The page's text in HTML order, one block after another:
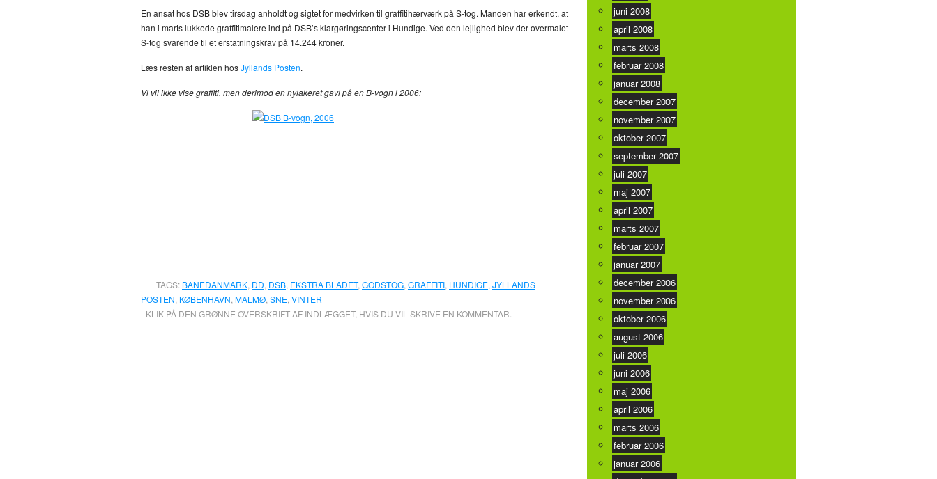
En ansat hos DSB blev tirsdag anholdt og sigtet for medvirken til graffitihærværk på S-tog. Manden har erkendt, at
han i marts lukkede graffitimalere ind på DSB’s klargøringscenter i Hundige. Ved den lejlighed blev der overmalet
S-tog svarende til et erstatningskrav på 14.244 kroner.
Læs resten af artiklen hosJyllands Posten.
Vi vil ikke vise graffiti, men derimod en nylakeret gavl på en B-vogn i 2006:
TAGS: BANEDANMARK DD DSB EKSTRA BLADET, GODSTOG GRAFFITI HUNDIGE JYLLANDS
POSTEN KØBENHAVN MALMØ SNE VINTER
- KLIK PÅ DEN GRØNNE OVERSKRIFT AF INDLÆGGET, HVIS DU VIL SKRIVE EN KOMMENTAR.
juni 2008
april 2008
marts 2008
februar 2008
januar 2008
december 2007
november 2007
oktober 2007
september 2007
juli 2007
maj 2007
april 2007
marts 2007
februar 2007
januar 2007
december 2006
november 2006
oktober 2006
august 2006
juli 2006
juni 2006
maj 2006
april 2006
marts 2006
februar 2006
januar 2006